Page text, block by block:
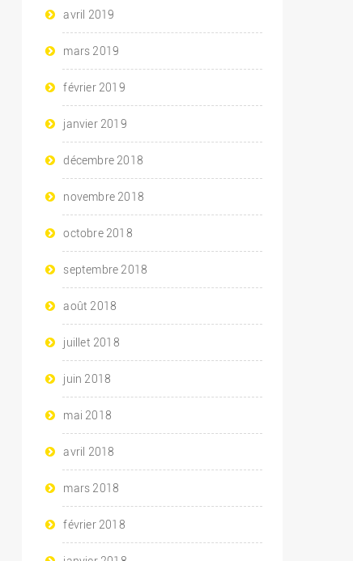
avril 2019
mars 2019
février 2019
janvier 2019
décembre 2018
novembre 2018
octobre 2018
septembre 2018
août 2018
juillet 2018
juin 2018
mai 2018
avril 2018
mars 2018
février 2018